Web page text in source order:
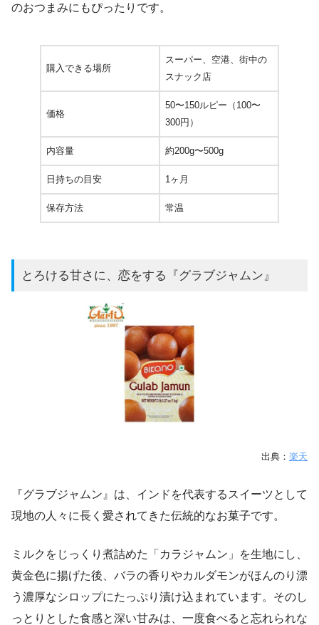
のおつまみにもぴったりです。
購入できる場所
スーパー、空港、街中の
スナック店
価格
50〜150ルピー（100〜
300円）
内容量 約200g〜500g
日持ちの目安 1ヶ月
保存方法 常温
とろける甘さに、恋をする『グラブジャムン』
出典： 楽天
『グラブジャムン』は、インドを代表するスイーツとして
現地の人々に長く愛されてきた伝統的なお菓子です。
ミルクをじっくり煮詰めた「カラジャムン」を生地にし、
黄金色に揚げた後、バラの香りやカルダモンがほんのり漂
う濃厚なシロップにたっぷり漬け込まれています。そのし
っとりとした食感と深い甘みは、一度食べると忘れられな